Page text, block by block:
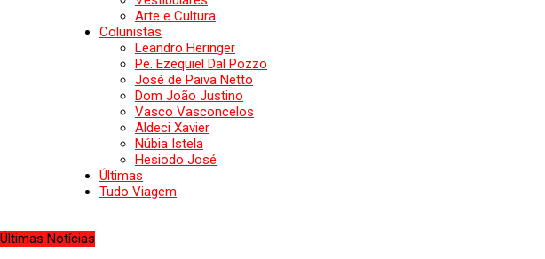
Arte e Cultura
Colunistas
Leandro Heringer
Pe. Ezequiel Dal Pozzo
José de Paiva Netto
Dom João Justino
Vasco Vasconcelos
Aldeci Xavier
Núbia Istela
Hesiodo José
Últimas
Tudo Viagem
Últimas Notícias